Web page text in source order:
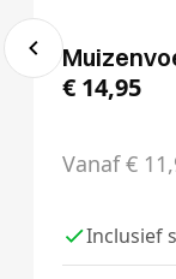
€ 14,95
Vanaf€
Inclusief